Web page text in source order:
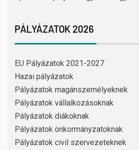
PÁLYÁZATOK 2026
EU Pályázatok 2021-2027
Hazai pályázatok
Pályázatok magánszemélyeknek
Pályázatok vállalkozásoknak
Pályázatok diákoknak
Pályázatok önkormányzatoknak
Pályázatok civil szervezeteknek